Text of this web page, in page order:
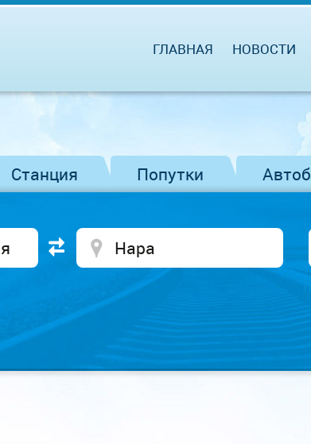
ГЛАВНАЯ НОВОСТИ
Станция Попутки